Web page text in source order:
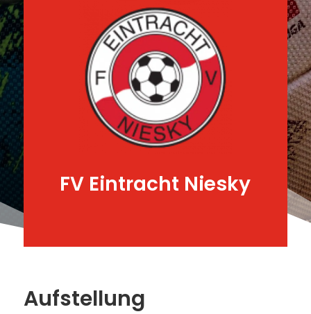
FV Eintracht Niesky
Aufstellung